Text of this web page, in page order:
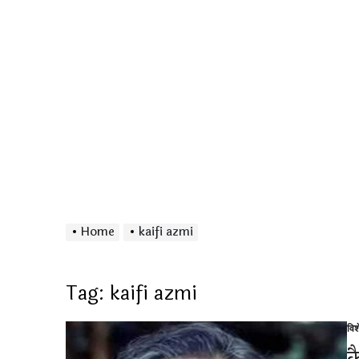
Home kaifi azmi
Tag: kaifi azmi
in